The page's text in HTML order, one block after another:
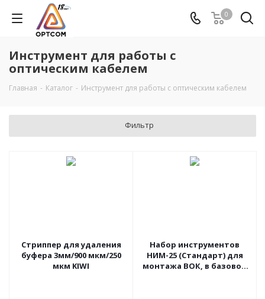
0
Инструмент для работы с
оптическим кабелем
Главная - Каталог - Инструмент для работы с оптическим кабелем
Фильтр
Стриппер для удаления
буфера 3мм/900 мкм/250
мкм KIWI
Набор инструментов
НИМ-25 (Стандарт) для
монтажа ВОК, в базовой